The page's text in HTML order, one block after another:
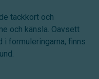
tackkort och
och känsla. Oavsett
i formuleringarna, finns